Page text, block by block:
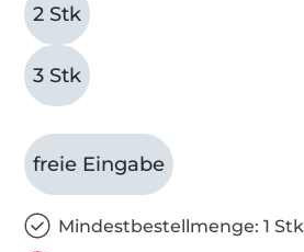
2 Stk
3 Stk
freie Eingabe
Mindestbestellmenge: 1 Stk